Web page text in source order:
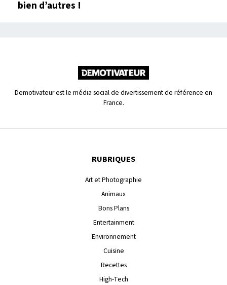
bien d’autres !
Demotivateur est le média social de divertissement de référence en
France.
RUBRIQUES
Art et Photographie
Animaux
Bons Plans
Entertainment
Environnement
Cuisine
Recettes
High-Tech